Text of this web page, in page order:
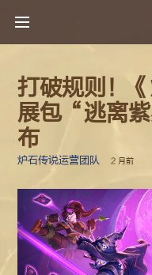
打破规则！
展包“逃离
布
炉石传说运营团队 2 月前